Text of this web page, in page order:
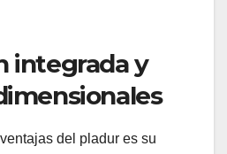
integrada y
del pladur es su